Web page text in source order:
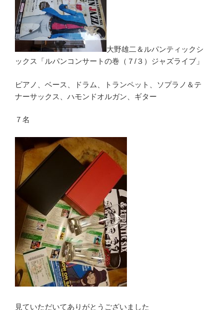
大野雄二＆ルパンティックシ
ックス「ルパンコンサートの巻（７/３）ジャズライブ」
ピアノ、ベース、ドラム、トランペット、ソプラノ＆テ
ナーサックス、ハモンドオルガン、ギター
７名
見ていただいてありがとうございました